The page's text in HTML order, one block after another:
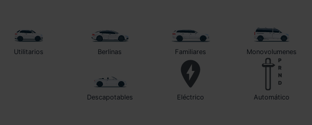
Utilitarios Berlinas Familiares Monovolumenes
Descapotables Eléctrico automático